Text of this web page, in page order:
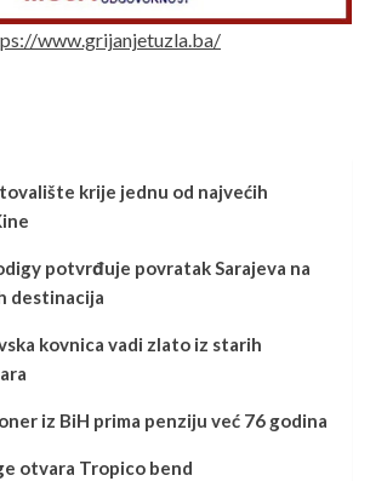
www.grijanjetuzla.ba/
krije jednu od najvećih
potvrđuje povratak Sarajeva na
destinacija
kovnica vadi zlato iz starih
iz BiH prima penziju već 76 godina
otvara Tropico bend